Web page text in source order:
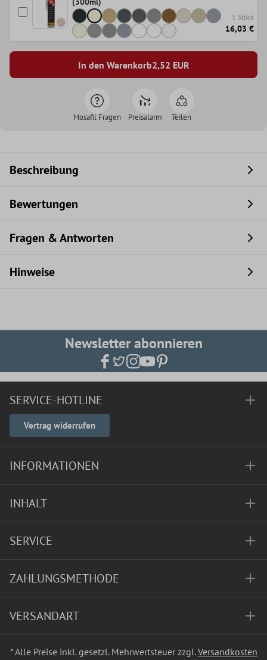
1 Stück
16,03 €
In den Warenkorb2,52 EUR
Mosafil Fragen Preisalarm Teilen
Beschreibung
Bewertungen
Fragen & Antworten
Hinweise
Newsletter abonnieren
SERVICE-HOTLINE
Vertrag widerrufen
INFORMATIONEN
INHALT
SERVICE
ZAHLUNGSMETHODE
VERSANDART
* Alle Preise inkl. gesetzl. Mehrwertsteuer zzgl.Versandkosten